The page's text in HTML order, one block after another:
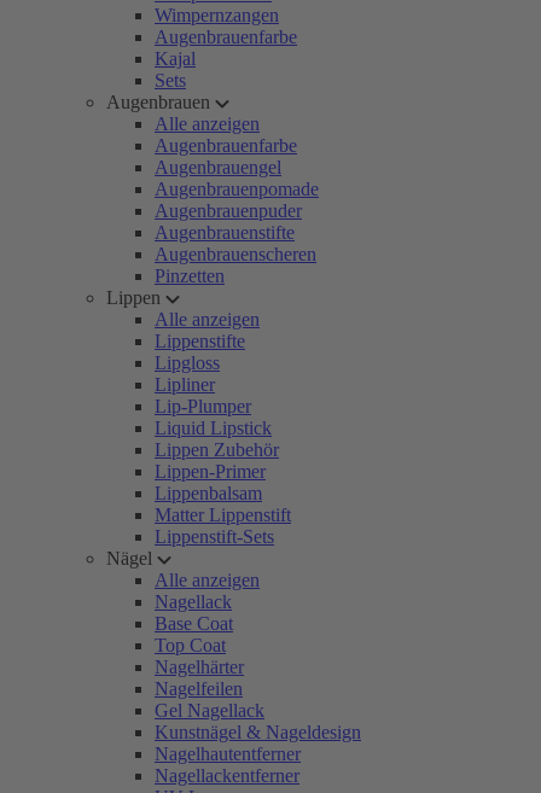
Wimpernzangen
Augenbrauenfarbe
Kajal
Sets
Augenbrauen
Alle anzeigen
Augenbrauenfarbe
Augenbrauengel
Augenbrauenpomade
Augenbrauenpuder
Augenbrauenstifte
Augenbrauenscheren
Pinzetten
Lippen
Alle anzeigen
Lippenstifte
Lipgloss
Lipliner
Lip-Plumper
Liquid Lipstick
Lippen Zubehör
Lippen-Primer
Lippenbalsam
Matter Lippenstift
Lippenstift-Sets
Nägel
Alle anzeigen
Nagellack
Base Coat
Top Coat
Nagelhärter
Nagelfeilen
Gel Nagellack
Kunstnägel & Nageldesign
Nagelhautentferner
Nagellackentferner